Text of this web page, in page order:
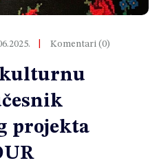
Komentari (0)
kulturnu
projekta